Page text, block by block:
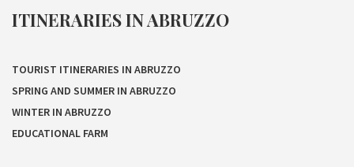
ITINERARIES IN ABRUZZO
TOURIST ITINERARIES IN ABRUZZO
SPRING AND SUMMER IN ABRUZZO
WINTER IN ABRUZZO
EDUCATIONAL FARM